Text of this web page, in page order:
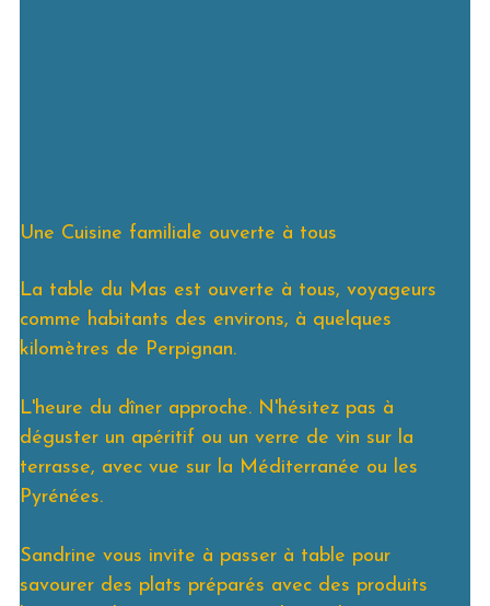
Une Cuisine familiale ouverte à tous
La table du Mas est ouverte à tous, voyageurs
comme habitants des environs, à quelques
kilomètres de Perpignan.
L'heure du dîner approche. N'hésitez pas à
déguster un apéritif ou un verre de vin sur la
terrasse, avec vue sur la Méditerranée ou les
Pyrénées.
Sandrine vous invite à passer à table pour
savourer des plats préparés avec des produits